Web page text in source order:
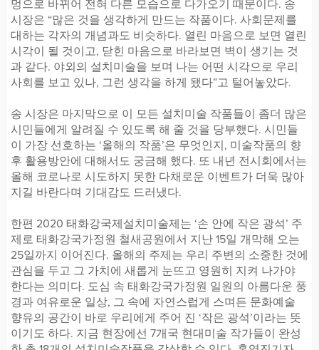
멍으로 바뀌어 전혀 다른 모습으로 다가오기 때문이다. 송
시장은 “많은 것을 생각하게 만드는 작품이다. 사회문제를
대하는 각자의 개념과도 비슷하다. 열린 마음으로 보면 열린
시각이 될 것이고, 닫힌 마음으로 바라보면 벽이 생기는 것
과 같다. 야외의 설치미술을 보며 나는 어떤 시각으로 우리
사회를 보고 있나, 그런 생각을 하게 됐다”고 털어놓았다.
송 시장은 마지막으로 이 모든 설치미술 작품들이 좀더 많은
시민들에게 알려질 수 있도록 해 줄 것을 당부했다. 시민들
이 가장 선호하는 ‘올해의 작품’은 무엇인지, 미술작품의 향
후 활용방안에 대해서도 궁금해 했다. 또 내년 전시회에서는
올해 코로나로 시도하지 못한 다채로운 이벤트가 더욱 많아
지길 바란다며 기대감도 드러냈다.
한편 2020 태화강국제설치미술제는 ‘손 안에 작은 광석’ 주
제로 태화강국가정원 철새공원에서 지난 15일 개막해 오는
25일까지 이어진다. 올해의 주제는 우리 주변의 소중한 것에
관심을 두고 그 가치에 새롭게 눈뜨고 영원히 지켜 나가야
한다는 의미다. 도심 속 태화강국가정원 일원의 아름다운 풍
경과 여유로운 일상, 그 속에 자연스럽게 스며든 문화예술
향유의 공간이 바로 우리에게 주어 진 ‘작은 광석’이라는 뜻
이기도 하다. 지금 현장에선 7개국 현대미술 작가들이 완성